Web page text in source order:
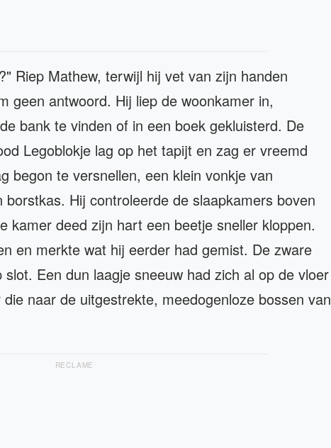
Riep Mathew, terwijl hij vet van zijn handen
geen antwoord. Hij liep de woonkamer in,
bank te vinden of in een boek gekluisterd. De
Legoblokje lag op het tapijt en zag er vreemd
begon te versnellen, een klein vonkje van
Hij controleerde de slaapkamers boven
kamer deed zijn hart een beetje sneller kloppen.
en merkte wat hij eerder had gemist. De zware
Een dun laagje sneeuw had zich al op de vloer
naar de uitgestrekte, meedogenloze bossen van
RECLAME